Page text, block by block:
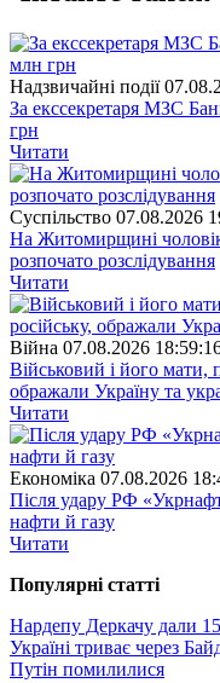
Надзвичайні події
За екссекретаря МЗС
грн
Читати
Суспiльство 07.08.2026
На Житомирщині
розпочато розслідування
Читати
Війна 07.08.2026
Військовий і його мати,
ображали Україну та
Читати
Економіка 07.08.2026
Після удару РФ
нафти й газу
Читати
Популярнi статтi
Нардепу Деркачу дали 15
Україні триває через
Путін помилилися